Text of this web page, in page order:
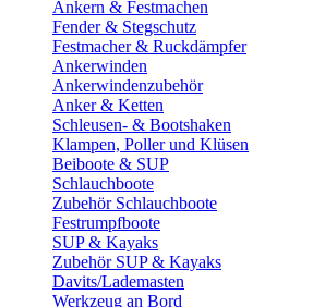
Ankern & Festmachen
Fender & Stegschutz
Festmacher & Ruckdämpfer
Ankerwinden
Ankerwindenzubehör
Anker & Ketten
Schleusen- & Bootshaken
Klampen, Poller und Klüsen
Beiboote & SUP
Schlauchboote
Zubehör Schlauchboote
Festrumpfboote
SUP & Kayaks
Zubehör SUP & Kayaks
Davits/Lademasten
Werkzeug an Bord